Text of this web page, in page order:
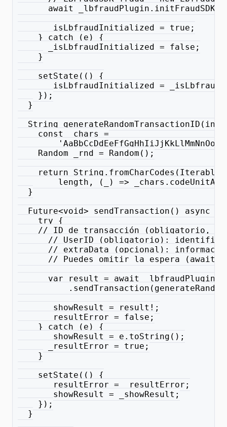
await
      _isLbfraudInitialized = true;
    } catch (e) {
      _isLbfraudInitialized = false;
    }
    setState(() {
_isLbfraudInitialized =
    });
  }
String generateRandomTransactionID(int
    const _chars =
    Random _rnd = Random();
return
length, (_) =>
  }
  Future<void> sendTransaction() async {
    try {
// ID de transacción (obligatorio,
// UserID (obligatorio):
// extraData (opcional):
// Puedes omitir la espera (await)
      var result = await _lbfraudPlugin
      _showResult = result!;
      _resultError = false;
    } catch (e) {
      _showResult = e.toString();
      _resultError = true;
    }
    setState(() {
      _resultError = _resultError;
      _showResult = _showResult;
    });
  }